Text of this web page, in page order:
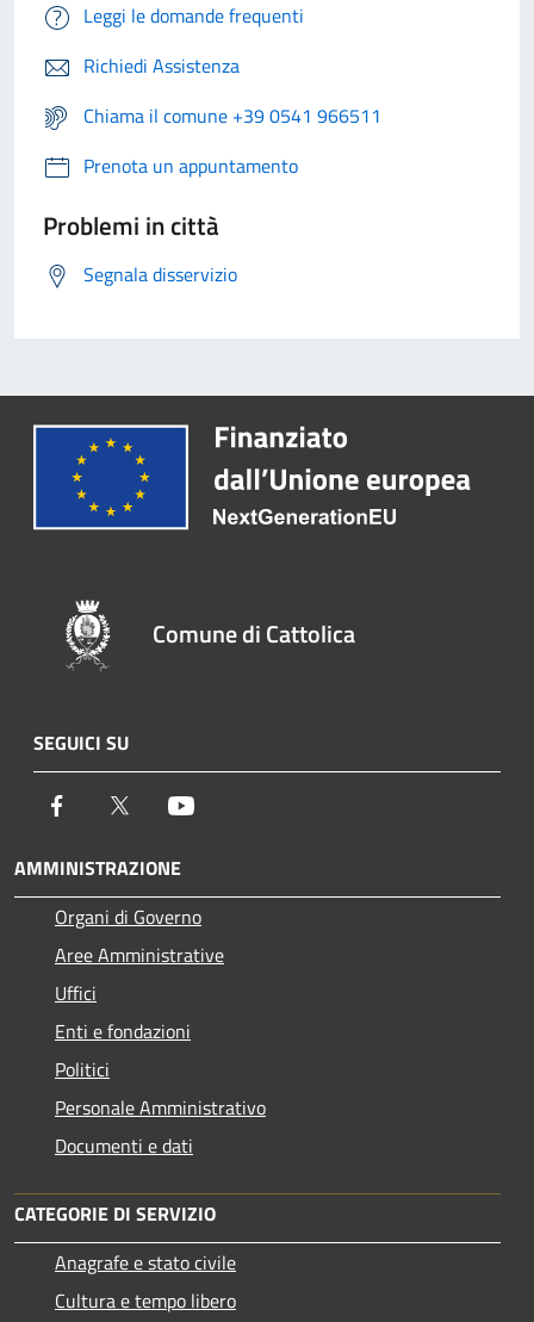
Leggi le domande frequenti
Richiedi Assistenza
Chiama il comune +39 0541 966511
Prenota un appuntamento
Problemi in città
Segnala disservizio
Comune di Cattolica
SEGUICI SU
Facebook Twitter
AMMINISTRAZIONE
Organi di Governo
Aree Amministrative
Uffici
Enti e fondazioni
Politici
Personale Amministrativo
Documenti e dati
CATEGORIE DI SERVIZIO
Anagrafe e stato civile
Cultura e tempo libero